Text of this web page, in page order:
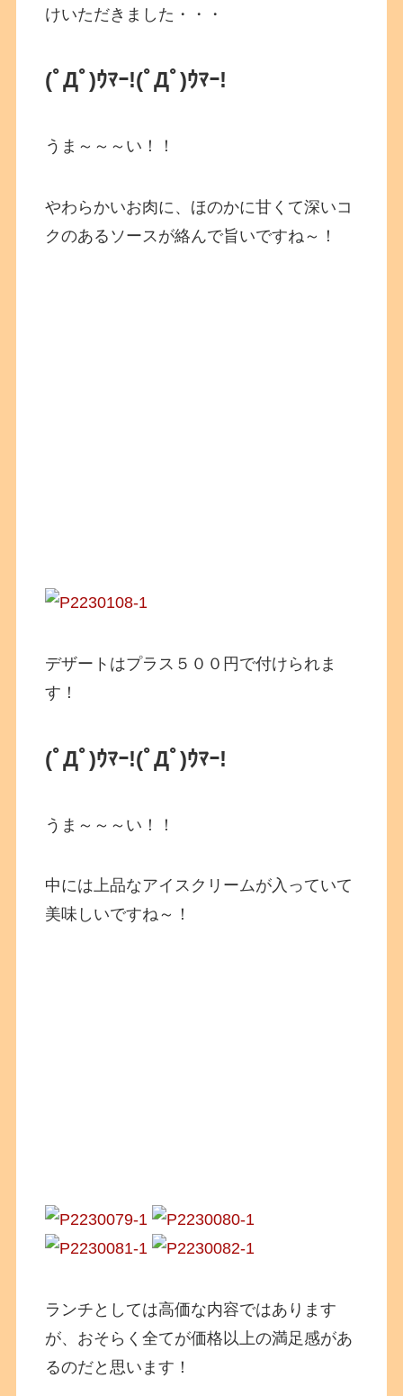
けいただきました・・・
(ﾟДﾟ)ｳﾏｰ!(ﾟДﾟ)ｳﾏｰ!
うま～～～い！！
やわらかいお肉に、ほのかに甘くて深いコ
クのあるソースが絡んで旨いですね～！
デザートはプラス５００円で付けられま
す！
(ﾟДﾟ)ｳﾏｰ!(ﾟДﾟ)ｳﾏｰ!
うま～～～い！！
中には上品なアイスクリームが入っていて
美味しいですね～！
ランチとしては高価な内容ではあります
が、おそらく全てが価格以上の満足感があ
るのだと思います！